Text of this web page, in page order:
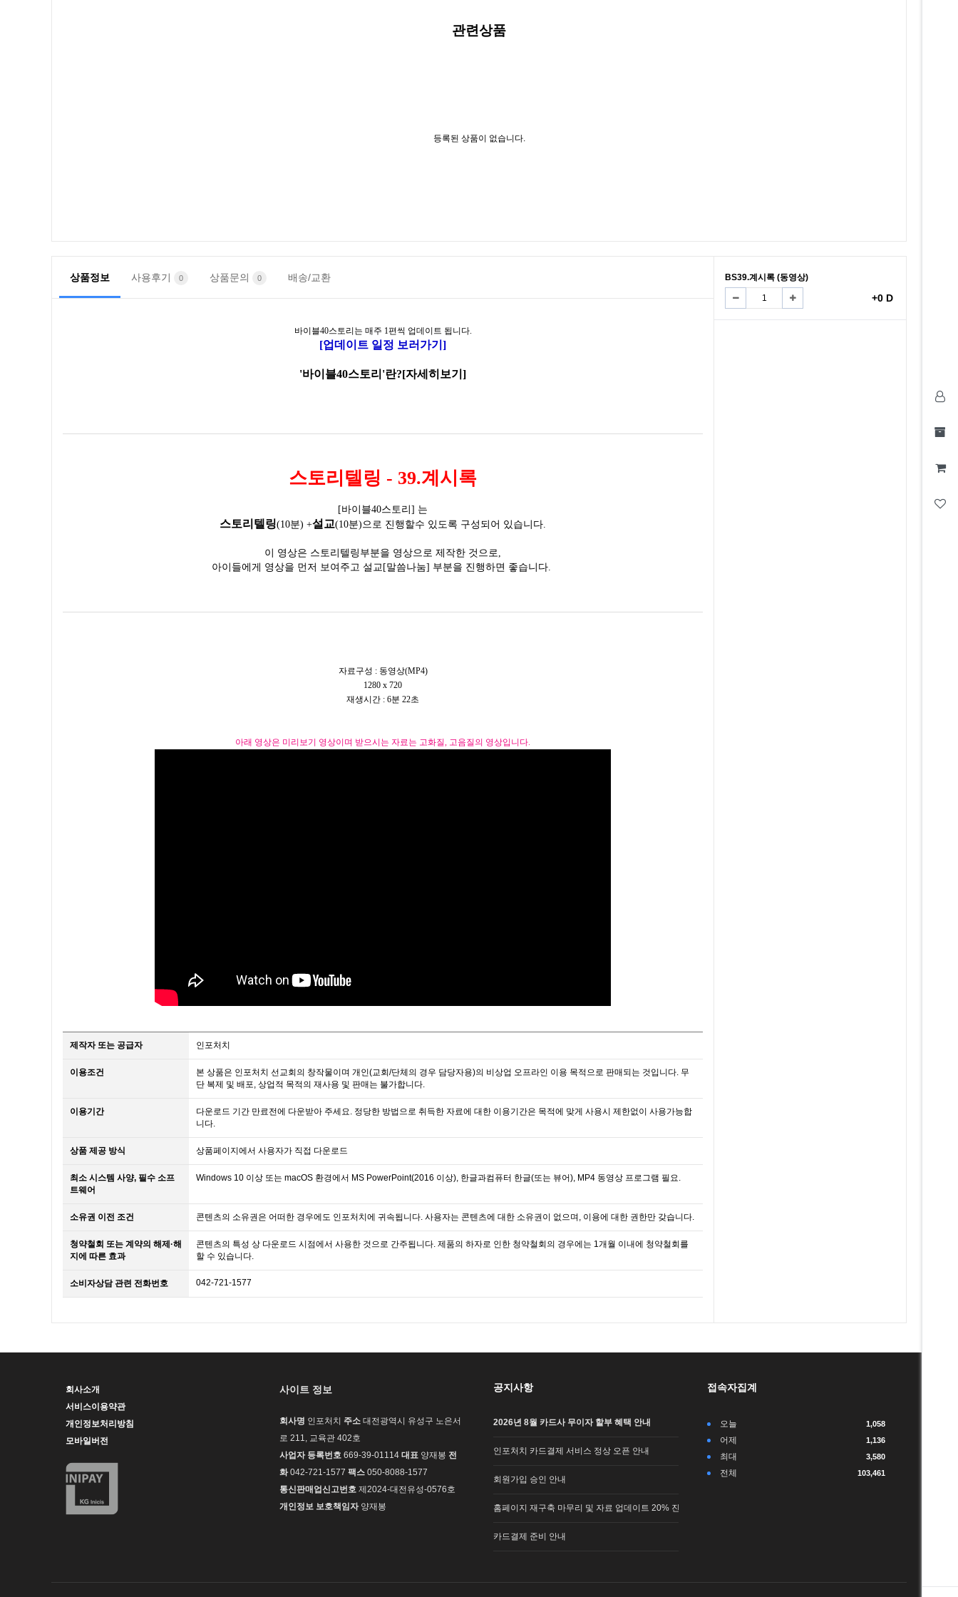
관련상품
등록된 상품이 없습니다.
상품정보 사용후기 0 상품문의 0 배송/교환
바이블40스토리는 매주 1편씩 업데이트 됩니다.
[업데이트 일정 보러가기]
'바이블40스토리'란?[자세히보기]
스토리텔링 - 39.계시록
[바이블40스토리] 는
스토리텔링(10분) +설교(10분)으로 진행할수 있도록 구성되어 있습니다.
이 영상은 스토리텔링부분을 영상으로 제작한 것으로,
아이들에게 영상을 먼저 보여주고 설교[말씀나눔] 부분을 진행하면 좋습니다.
자료구성 : 동영상(MP4)
1280 x 720
재생시간 : 6분 22초
아래 영상은 미리보기 영상이며 받으시는 자료는 고화질, 고음질의 영상입니다.
제작자 또는 공급자 인포처치
이용조건
본 상품은 인포처치 선교회의 창작물이며 개인(교회/단체의 경우 담당자용)의 비상업 오프라인 이용 목적으로 판매되는 것입니다. 무
단 복제 및 배포, 상업적 목적의 재사용 및 판매는 불가합니다.
이용기간
다운로드 기간 만료전에 다운받아 주세요. 정당한 방법으로 취득한 자료에 대한 이용기간은 목적에 맞게 사용시 제한없이 사용가능합
니다.
상품 제공 방식 상품페이지에서 사용자가 직접 다운로드
최소 시스템 사양, 필수 소프
트웨어
Windows 10 이상 또는 macOS 환경에서 MS PowerPoint(2016 이상), 한글과컴퓨터 한글(또는 뷰어), MP4 동영상 프로그램 필요.
소유권 이전 조건 콘텐츠의 소유권은 어떠한 경우에도 인포처치에 귀속됩니다. 사용자는 콘텐츠에 대한 소유권이 없으며, 이용에 대한 권한만 갖습니다.
청약철회 또는 계약의 해제·해
지에 따른 효과
콘텐츠의 특성 상 다운로드 시점에서 사용한 것으로 간주됩니다. 제품의 하자로 인한 청약철회의 경우에는 1개월 이내에 청약철회를
할 수 있습니다.
소비자상담 관련 전화번호 042-721-1577
BS39.계시록 (동영상)
+0 D
회사소개
서비스이용약관
개인정보처리방침
모바일버전
사이트 정보
회사명 인포처치 주소 대전광역시 유성구 노은서
로 211, 교육관 402호
사업자 등록번호 669-39-01114 대표 양재봉 전
화042-721-1577 팩스 050-8088-1577
통신판매업신고번호 제2024-대전유성-0576호
개인정보 보호책임자양재봉
공지사항
2026년 8월 카드사 무이자 할부 혜택 안내
인포처치 카드결제 서비스 정상 오픈 안내
회원가입 승인 안내
홈페이지 재구축 마무리 및 자료 업데이트 20% 진행
카드결제 준비 안내
접속자집계
오늘 1,058
어제 1,136
최대 3,580
전체 103,461